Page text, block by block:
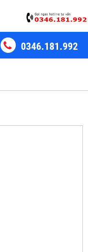
0346.181.992